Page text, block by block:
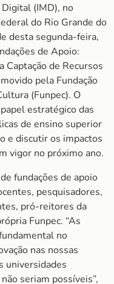
(IMD), no
do Rio Grande do
desta segunda-feira,
de Apoio:
Captação de Recursos
pela Fundação
(Funpec). O
estratégico das
de ensino superior
e discutir os impactos
vigor no próximo ano.
fundações de apoio
pesquisadores,
pró-reitores da
Funpec. “As
no
nas nossas
universidades
seriam possíveis”,